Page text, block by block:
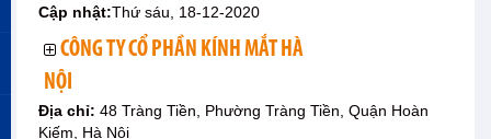
Cập nhật:Thứ sáu, 18-12-2020
CÔNG TY CỔ PHẦN KÍNH MẮT HÀ
NỘI
Địa chỉ: 48 Tràng Tiền, Phường Tràng Tiền, Quận Hoàn
Kiếm, Hà Nội